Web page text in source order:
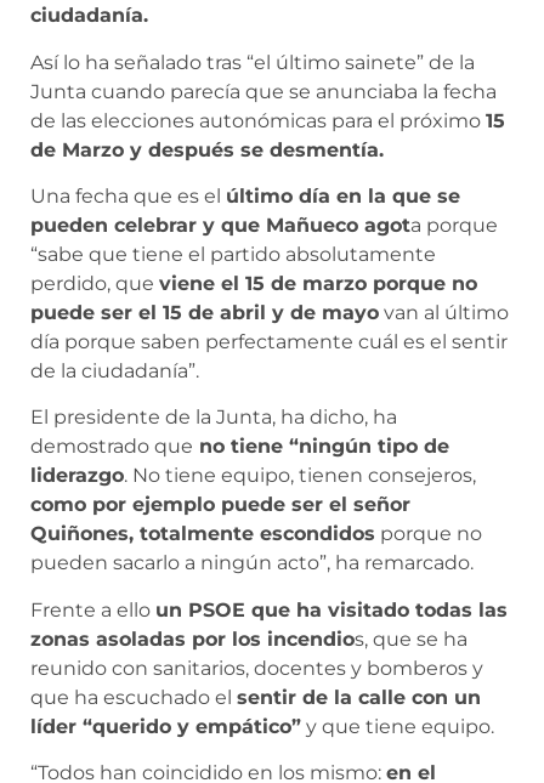
ciudadanía.
Así lo ha señalado tras “el último sainete” de la
Junta cuando parecía que se anunciaba la fecha
de las elecciones autonómicas para el próximo 15
de Marzo y después se desmentía.
Una fecha que es el último día en la que se
pueden celebrar y que Mañueco agota porque
“sabe que tiene el partido absolutamente
perdido, que viene el 15 de marzo porque no
puede ser el 15 de abril y de mayo van al último
día porque saben perfectamente cuál es el sentir
de la ciudadanía”.
El presidente de la Junta, ha dicho, ha
demostrado que no tiene “ningún tipo de
liderazgo. No tiene equipo, tienen consejeros,
como por ejemplo puede ser el señor
Quiñones, totalmente escondidos porque no
pueden sacarlo a ningún acto”, ha remarcado.
Frente a ello un PSOE que ha visitado todas las
zonas asoladas por los incendios, que se ha
reunido con sanitarios, docentes y bomberos y
que ha escuchado el sentir de la calle con un
líder “querido y empático” y que tiene equipo.
“Todos han coincidido en los mismo: en el